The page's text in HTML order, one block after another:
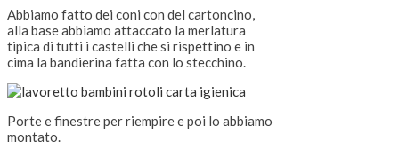
Abbiamo fatto dei coni con del cartoncino,
alla base abbiamo attaccato la merlatura
tipica di tutti i castelli che si rispettino e in
cima la bandierina fatta con lo stecchino.
Porte e finestre per riempire e poi lo abbiamo
montato.